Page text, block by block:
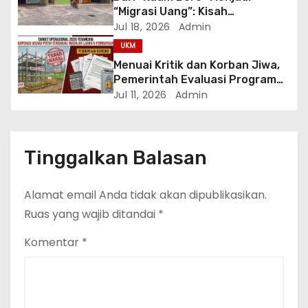
“Migrasi Uang”: Kisah
Perjuangan di Balik Proklamasi
Ibu Kota Mi Ayam Bakso
Wonogiri
Jul 18, 2026 Admin
UKM
Menuai Kritik dan Korban Jiwa,
Pemerintah Evaluasi Program
Koperasi Desa Merah Putih
Jul 11, 2026 Admin
Tinggalkan Balasan
Alamat email Anda tidak akan dipublikasikan.
Ruas yang wajib ditandai *
Komentar *